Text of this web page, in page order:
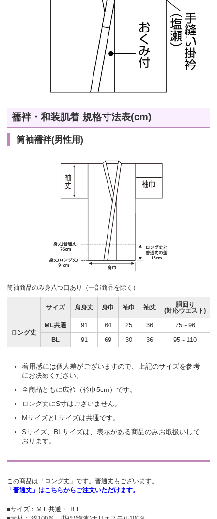
襦袢・和装肌着 規格寸法表(cm)
筒袖襦袢(男性用)
筒袖商品のみ身八つ口あり（一部商品を除く）
サイズ 肩身丈 身巾 袖巾 袖丈
胴回り
(対応ウエスト)
ロング丈
ML共通 91 64 25 36
75～96
BL
91 69 30 36 95～110
着用感には個人差がございますので、上記のサイズを参考
にお決めください。
全商品ともに広衿（衿巾5cm）です。
ロング丈にS寸はございません。
MサイズとLサイズは共通です。
Sサイズ、BLサイズは、表示がある商品のみお取扱いして
おります。
この商品は「ロング丈」です。普通丈もございます。
「普通丈」はこちらからご注文いただけます。
■サイズ：ＭＬ共通・ ＢＬ